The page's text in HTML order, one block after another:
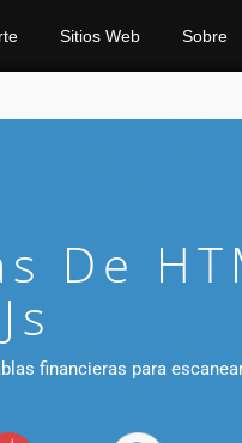
Sitios Web Sobre
De
financieras para